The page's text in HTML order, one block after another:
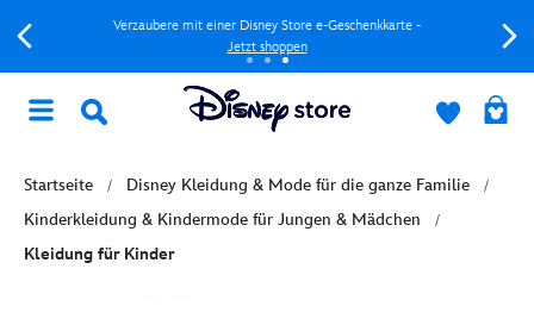
Verzaubere mit einer Disney Store e-Geschenkkarte -
Jetzt shoppen
Startseite
Disney Kleidung & Mode für die ganze Familie
Kinderkleidung & Kindermode für Jungen & Mädchen
Kleidung für Kinder